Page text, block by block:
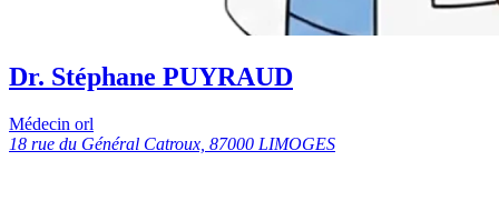
Dr. Stéphane PUYRAUD
Médecin orl
18 rue du Général Catroux, 87000 LIMOGES